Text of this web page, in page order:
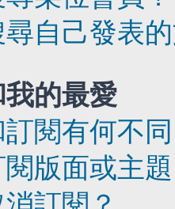
自己發表
的最愛
閱有何不
版面或主